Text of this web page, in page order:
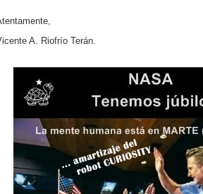
A. Riofrío Terán.